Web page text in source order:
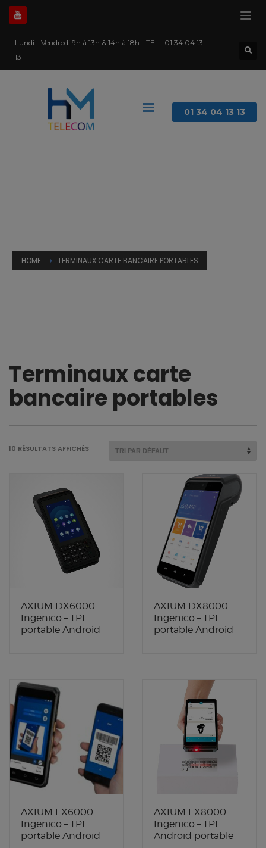
Lundi - Vendredi 9h à 13h & 14h à 18h - TEL : 01 34 04 13
13
01 34 04 13 13
HOME TERMINAUX CARTE BANCAIRE PORTABLES
Terminaux carte
bancaire portables
10 RÉSULTATS AFFICHÉS
AXIUM DX6000
Ingenico – TPE
portable Android
AXIUM DX8000
Ingenico – TPE
portable Android
AXIUM EX6000
Ingenico – TPE
portable Android
AXIUM EX8000
Ingenico – TPE
Android portable